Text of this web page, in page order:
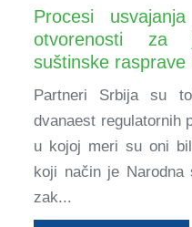
Procesi
otvorenosti za
suštinske rasprave
Partneri Srbija su
dvanaest regulatornih
u kojoj meri su oni
koji način je Narodna
zak...